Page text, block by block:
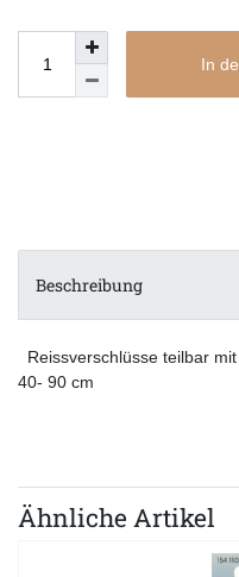
In
Beschreibung
Reissverschlüsse teilbar
40- 90 cm
Ähnliche Artikel